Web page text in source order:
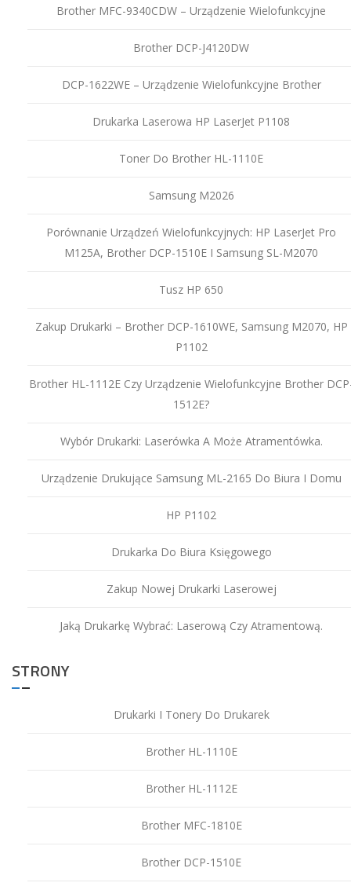
Brother MFC-9340CDW – Urządzenie Wielofunkcyjne
Brother DCP-J4120DW
DCP-1622WE – Urządzenie Wielofunkcyjne Brother
Drukarka Laserowa HP LaserJet P1108
Toner Do Brother HL-1110E
Samsung M2026
Porównanie Urządzeń Wielofunkcyjnych: HP LaserJet Pro
M125A, Brother DCP-1510E I Samsung SL-M2070
Tusz HP 650
Zakup Drukarki – Brother DCP-1610WE, Samsung M2070, HP
P1102
Brother HL-1112E Czy Urządzenie Wielofunkcyjne Brother
1512E?
Wybór Drukarki: Laserówka A Może Atramentówka.
Urządzenie Drukujące Samsung ML-2165 Do Biura I Domu
HP P1102
Drukarka Do Biura Księgowego
Zakup Nowej Drukarki Laserowej
Jaką Drukarkę Wybrać: Laserową Czy Atramentową.
STRONY
Drukarki I Tonery Do Drukarek
Brother HL-1110E
Brother HL-1112E
Brother MFC-1810E
Brother DCP-1510E